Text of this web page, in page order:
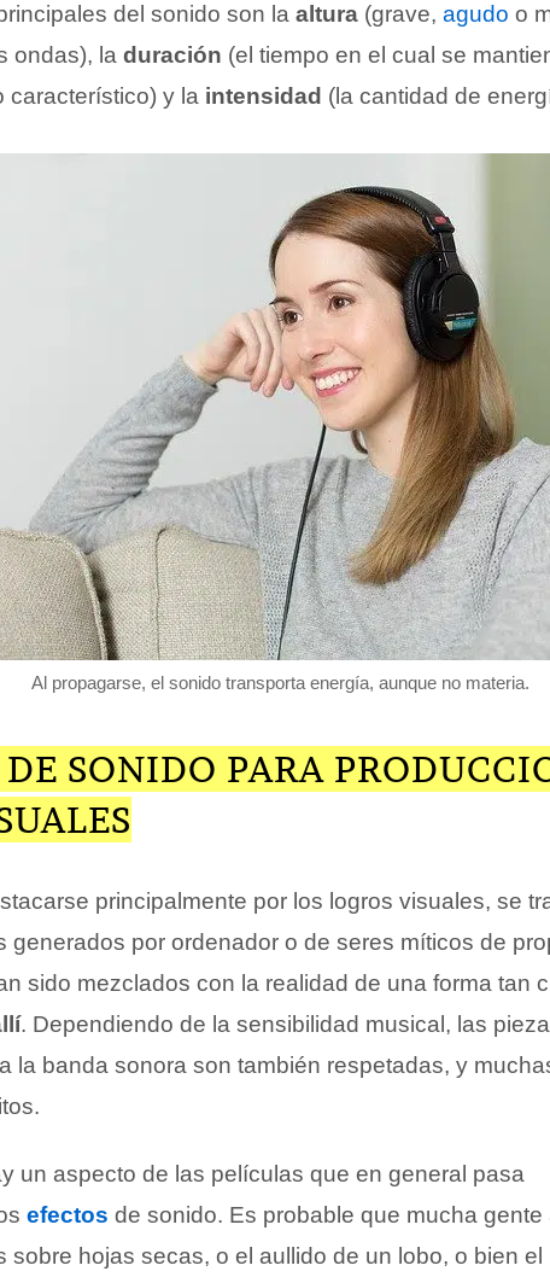
del sonido son la altura (grave, agudo o
ondas), la duración (el tiempo en el cual se
característico) y la intensidad (la cantidad de
Al propagarse, el sonido transporta energía, aunque no materia.
DE SONIDO PARA
principalmente por los logros visuales, se
generados por ordenador o de seres míticos de
sido mezclados con la realidad de una forma tan
. Dependiendo de la sensibilidad musical, las
la banda sonora son también respetadas, y
un aspecto de las películas que en general pasa
efectos de sonido. Es probable que mucha gente
sobre hojas secas, o el aullido de un lobo, o bien el